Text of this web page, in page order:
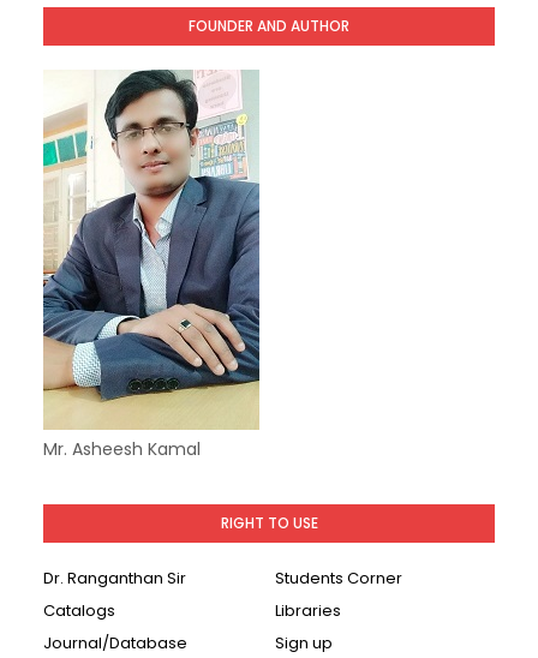
FOUNDER AND AUTHOR
Mr. Asheesh Kamal
RIGHT TO USE
Dr. Ranganthan Sir
Students Corner
Catalogs
Libraries
Journal/Database
Sign up